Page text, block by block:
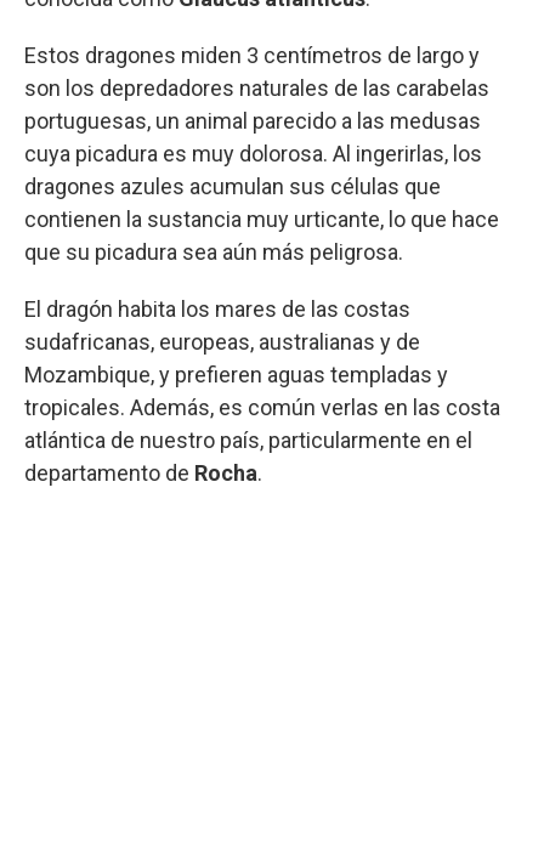
Estos dragones miden 3 centímetros de largo y
son los depredadores naturales de las carabelas
portuguesas, un animal parecido a las medusas
cuya picadura es muy dolorosa. Al ingerirlas, los
dragones azules acumulan sus células que
contienen la sustancia muy urticante, lo que hace
que su picadura sea aún más peligrosa.
El dragón habita los mares de las costas
sudafricanas, europeas, australianas y de
Mozambique, y prefieren aguas templadas y
tropicales. Además, es común verlas en las costa
atlántica de nuestro país, particularmente en el
departamento de Rocha.